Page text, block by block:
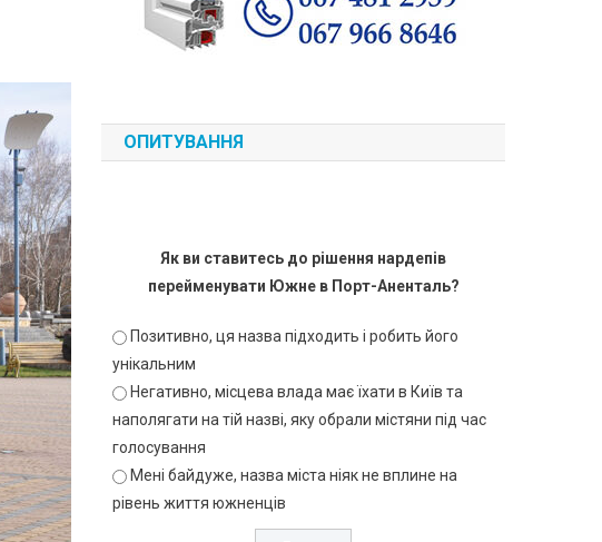
ОПИТУВАННЯ
Як ви ставитесь до рішення нардепів
перейменувати Южне в Порт-Аненталь?
Позитивно, ця назва підходить і робить його
унікальним
Негативно, місцева влада має їхати в Київ та
наполягати на тій назві, яку обрали містяни під час
голосування
Мені байдуже, назва міста ніяк не вплине на
рівень життя южненців